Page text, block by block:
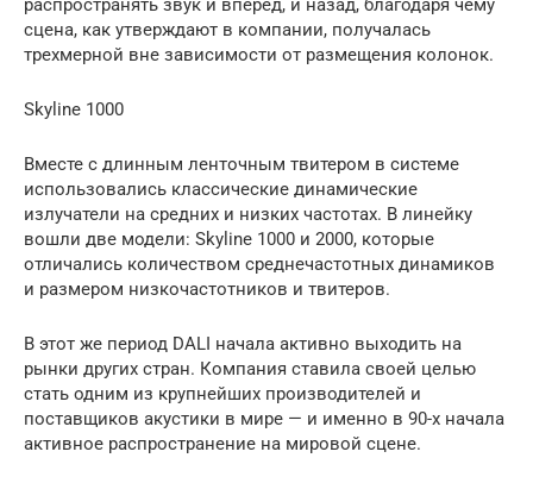
распространять звук и вперед, и назад, благодаря чему
сцена, как утверждают в компании, получалась
трехмерной вне зависимости от размещения колонок.
Skyline 1000
Вместе с длинным ленточным твитером в системе
использовались классические динамические
излучатели на средних и низких частотах. В линейку
вошли две модели: Skyline 1000 и 2000, которые
отличались количеством среднечастотных динамиков
и размером низкочастотников и твитеров.
В этот же период DALI начала активно выходить на
рынки других стран. Компания ставила своей целью
стать одним из крупнейших производителей и
поставщиков акустики в мире — и именно в 90-х начала
активное распространение на мировой сцене.